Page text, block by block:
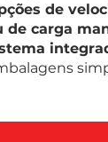
de
de carga